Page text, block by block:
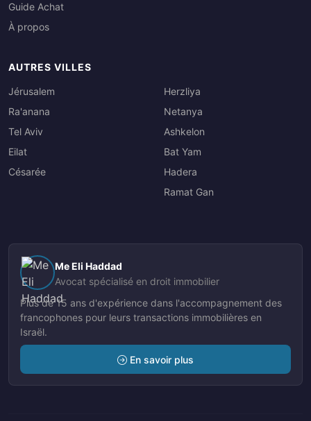
Guide Achat
À propos
AUTRES VILLES
Jérusalem
Ra'anana
Tel Aviv
Eilat
Césarée
Herzliya
Netanya
Ashkelon
Bat Yam
Hadera
Ramat Gan
Me Eli Haddad
Avocat spécialisé en droit immobilier
Plus de 15 ans d'expérience dans l'accompagnement des
francophones pour leurs transactions immobilières en
Israël.
En savoir plus